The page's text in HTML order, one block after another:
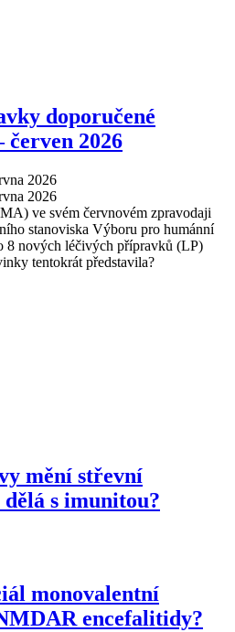
doporučené
2026
2026
2026
ve svém červnovém zpravodaji
stanoviska Výboru pro humánní
8 nových léčivých přípravků (LP)
tentokrát představila?
mění střevní
s imunitou?
monovalentní
encefalitidy?